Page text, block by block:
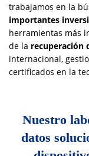
trabajamos en la
importantes
herramientas más
de la recuperación
internacional,
certificados en la
Nuestro
datos